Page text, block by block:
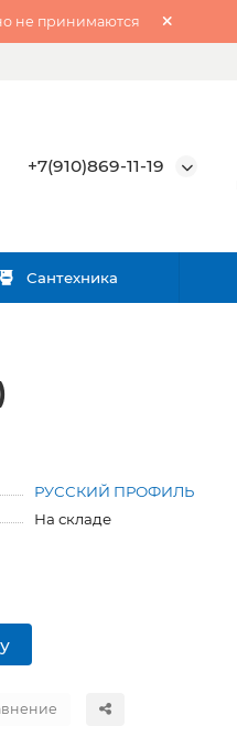
не принимаются
+7(910)869-11-19
Сантехника
РУССКИЙ ПРОФИЛЬ
На складе